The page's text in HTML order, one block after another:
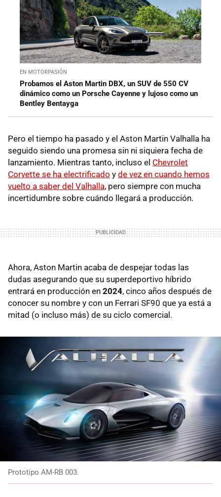
EN MOTORPASIÓN
Probamos el Aston Martin DBX, un SUV de 550 CV
dinámico como un Porsche Cayenne y lujoso como un
Bentley Bentayga
Pero el tiempo ha pasado y el Aston Martin Valhalla ha
seguido siendo una promesa sin ni siquiera fecha de
lanzamiento. Mientras tanto, incluso el Chevrolet
Corvette se ha electrificado y de vez en cuando hemos
vuelto a saber del Valhalla, pero siempre con mucha
incertidumbre sobre cuándo llegará a producción.
Ahora, Aston Martin acaba de despejar todas las
dudas asegurando que su superdeportivo híbrido
entrará en producción en 2024, cinco años después de
conocer su nombre y con un Ferrari SF90 que ya está a
mitad (o incluso más) de su ciclo comercial.
Prototipo AM-RB 003.